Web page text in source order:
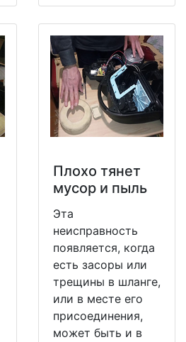
Плохо тянет
мусор и пыль
Эта
неисправность
появляется, когда
есть засоры или
трещины в шланге,
или в месте его
присоединения,
может быть и в